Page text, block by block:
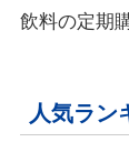
飲料の定期
人気ラン